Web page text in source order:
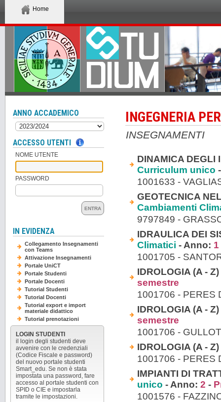
Home
INGEGNERIA
INSEGNAMENTI
DINAMICA DEGLI
Curriculum unico
1001633 -
GEOTECNICA
Cambiamenti
9797849 -
IDRAULICA DEI
Climatici - Anno: 1
1001705 -
IDROLOGIA (A -
semestre
1001706 - PERES
IDROLOGIA (A -
semestre
1001706 -
IDROLOGIA (A -
1001706 - PERES
IMPIANTI DI
unico - Anno: 2 -
1001576 -
ANNO ACCADEMICO
ACCESSO UTENTI
NOME UTENTE
PASSWORD
ENTRA
IN EVIDENZA
Collegamento Insegnamenti
con Teams
Attivazione Insegnamenti
Portale UniCT
Portale Studenti
Portale Docenti
Tutorial Studenti
Tutorial Docenti
Tutorial export e import
materiale didattico
Tutorial prenotazioni
LOGIN STUDENTI
il login degli studenti deve
avvenire con le credenziali
(Codice Fiscale e password)
del nuovo portale studenti
Smart_edu. Se non è stata
impostata una password, fare
accesso al portale studenti con
SPID o CIE e impostarla
tramite le impostazioni.